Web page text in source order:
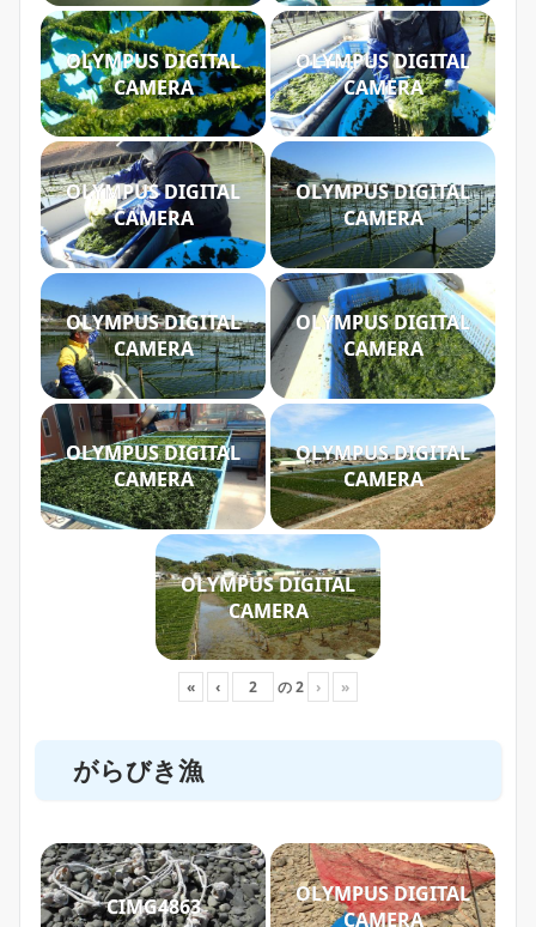
OLYMPUS DIGITAL
CAMERA
OLYMPUS DIGITAL
CAMERA
OLYMPUS DIGITAL
CAMERA
OLYMPUS DIGITAL
CAMERA
OLYMPUS DIGITAL
CAMERA
OLYMPUS DIGITAL
CAMERA
OLYMPUS DIGITAL
CAMERA
OLYMPUS DIGITAL
CAMERA
OLYMPUS DIGITAL
CAMERA
« ‹ の2 › »
がらびき漁
CIMG4863
OLYMPUS DIGITAL
CAMERA